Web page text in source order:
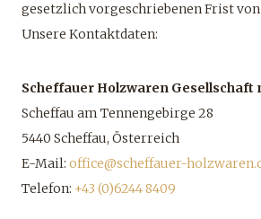
gesetzlich vorgeschriebenen Frist von
Unsere Kontaktdaten:
Scheffauer Holzwaren Gesellschaft
Scheffau am Tennengebirge 28
5440 Scheffau, Österreich
E-Mail: office@scheffauer-
Telefon: +43 (0)6244 8409